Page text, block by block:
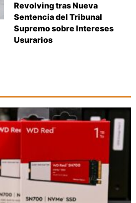
Revolving tras Nueva
Sentencia del Tribunal
Supremo sobre Intereses
Usurarios